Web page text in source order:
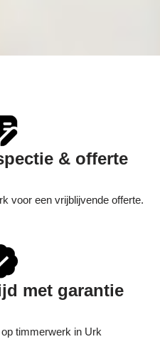
& offerte
voor een vrijblijvende offerte.
met garantie
timmerwerk in Urk